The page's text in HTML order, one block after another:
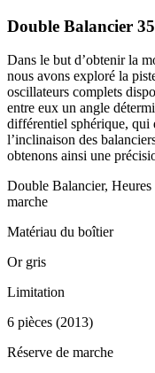
Double Balancier
Dans le but d’obtenir la
nous avons exploré la
oscillateurs complets
entre eux un angle
différentiel sphérique, qui
l’inclinaison des
obtenons ainsi une
Double Balancier, Heures
marche
Matériau du boîtier
Or gris
Limitation
6 pièces (2013)
Réserve de marche